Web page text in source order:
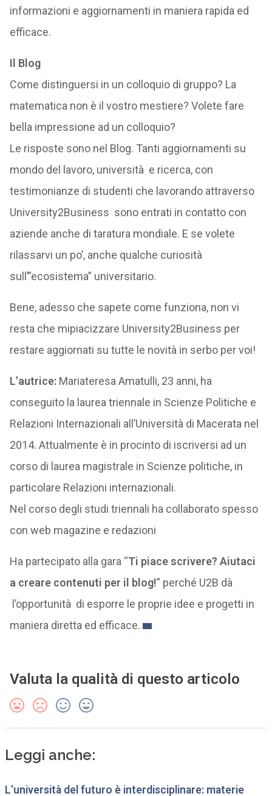
informazioni e aggiornamenti in maniera rapida ed
efficace.
Il Blog
Come distinguersi in un colloquio di gruppo? La
matematica non è il vostro mestiere? Volete fare
bella impressione ad un colloquio?
Le risposte sono nel Blog. Tanti aggiornamenti su
mondo del lavoro, università e ricerca, con
testimonianze di studenti che lavorando attraverso
University2Business sono entrati in contatto con
aziende anche di taratura mondiale. E se volete
rilassarvi un po’, anche qualche curiosità
sull’”ecosistema” universitario.
Bene, adesso che sapete come funziona, non vi
resta che mipiacizzare University2Business per
restare aggiornati su tutte le novità in serbo per voi!
L’autrice:Mariateresa Amatulli, 23 anni, ha
conseguito la laurea triennale in Scienze Politiche e
Relazioni Internazionali all’Università di Macerata nel
2014. Attualmente è in procinto di iscriversi ad un
corso di laurea magistrale in Scienze politiche, in
particolare Relazioni internazionali.
Nel corso degli studi triennali ha collaborato spesso
con web magazine e redazioni
Ha partecipato alla gara “Ti piace scrivere? Aiutaci
a creare contenuti per il blog!” perché U2B dà
l’opportunità di esporre le proprie idee e progetti in
maniera diretta ed efficace.
Valuta la qualità di questo articolo
Leggi anche:
L’università del futuro è interdisciplinare: materie